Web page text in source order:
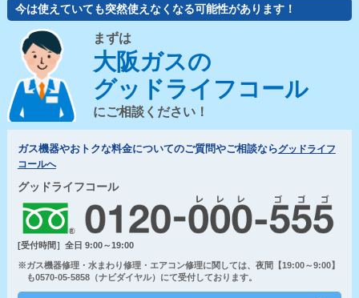
今は使えていても突然使えなくなる可能性があります！
まずは
大阪ガスの
グッドライフコール
にご相談ください！
ガス機器やおトクな料金についてのご質問やご相談ならグッドライフ
コールへ
グッドライフコール
[受付時間］全日 9:00～19:00
※ガス機器修理・水まわり修理・エアコン修理に関しては、夜間【19:00～9:00】
も0570-05-5858（ナビダイヤル）にて受付しております。